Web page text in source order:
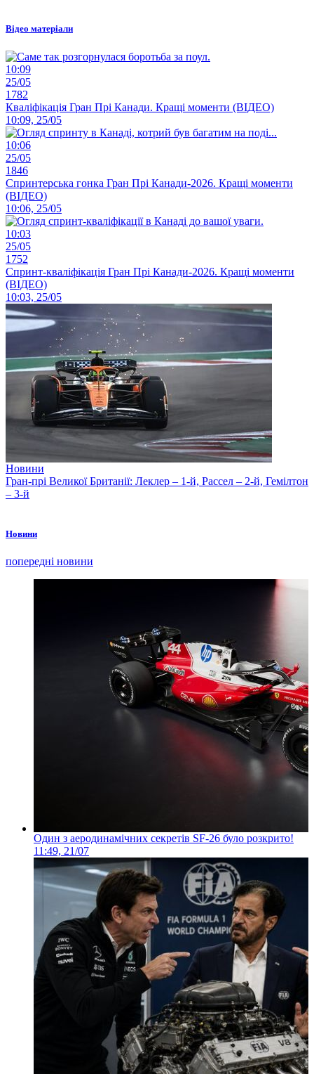
Відео матеріали
10:09
25/05
1782
Кваліфікація Гран Прі Канади. Кращі моменти (ВІДЕО)
10:09, 25/05
10:06
25/05
1846
Спринтерська гонка Гран Прі Канади-2026. Кращі моменти
(ВІДЕО)
10:06, 25/05
10:03
25/05
1752
Спринт-кваліфікація Гран Прі Канади-2026. Кращі моменти
(ВІДЕО)
10:03, 25/05
Новини
Гран-прі Великої Британії: Леклер – 1-й, Рассел – 2-й, Гемілтон
– 3-й
Новини
попередні новини
Один з аеродинамічних секретів SF-26 було розкрито!
11:49, 21/07